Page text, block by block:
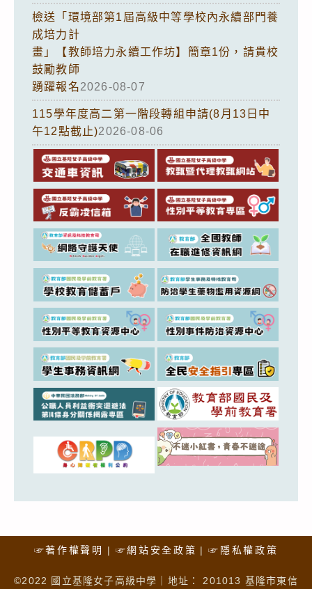
檢送「環境部第1屆高級中等學校內永續部門養
成培力計
畫」【教師培力永續工作坊】簡章1份，請貴校
鼓勵教師
踴躍報名2026-08-07
115學年度高二第一階段轉組申請(8月13日中
午12點截止)2026-08-06
☞著作權聲明 ☞網站安全政策 ☞隱私權政策
©2022 國立基隆女子高級中學｜地址： 201013 基隆市東信